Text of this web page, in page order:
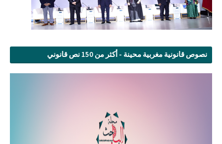
نصوص قانونية مغربية محينة - أكثر من 150 نص قانوني